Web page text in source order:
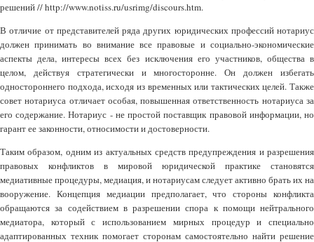
решений // http://www.notiss.ru/usrimg/discours.htm.
В отличие от представителей ряда других юридических профессий нотариус
должен принимать во внимание все правовые и социально-экономические
аспекты дела, интересы всех без исключения его участников, общества в
целом, действуя стратегически и многосторонне. Он должен избегать
одностороннего подхода, исходя из временных или тактических целей. Также
совет нотариуса отличает особая, повышенная ответственность нотариуса за
его содержание. Нотариус - не простой поставщик правовой информации, но
гарант ее законности, относимости и достоверности.
Таким образом, одним из актуальных средств предупреждения и разрешения
правовых конфликтов в мировой юридической практике становятся
медиативные процедуры, медиация, и нотариусам следует активно брать их на
вооружение. Концепция медиации предполагает, что стороны конфликта
обращаются за содействием в разрешении спора к помощи нейтрального
медиатора, который с использованием мирных процедур и специально
адаптированных техник помогает сторонам самостоятельно найти решение